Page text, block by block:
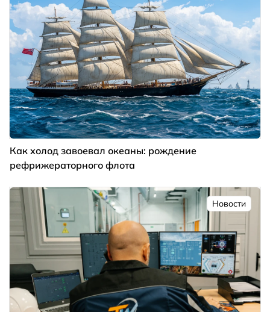
Как холод завоевал океаны: рождение
рефрижераторного флота
Новости